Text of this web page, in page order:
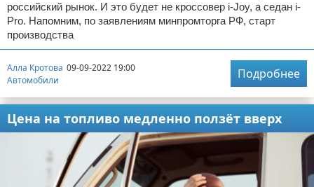
российский рынок. И это будет не кроссовер i-Joy, а седан i-
Pro. Напомним, по заявлениям минпромторга РФ, старт
производства
Алла Кротова 09-09-2022 19:00
Автомобили
Подробнее
Цена на топливо медленно ползёт вверх